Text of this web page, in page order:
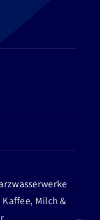
Kaffee, Milch &